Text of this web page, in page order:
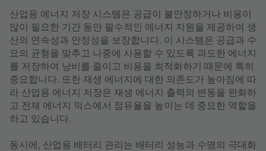
산업용 에너지 저장 시스템은 공급이 불안정하거나 비용이
많이 필요한 기간 동안 필수적인 에너지 지원을 제공하여 생
산의 연속성과 안정성을 보장합니다. 이 시스템은 공급과 수
요의 균형을 맞추고 나중에 사용할 수 있도록 과도한 에너지
를 저장하여 낭비를 줄이고 비용을 최적화하기 때문에 특히
중요합니다. 또한 재생 에너지에 대한 의존도가 높아짐에 따
라 산업용 에너지 저장은 재생 에너지 출력의 변동을 완화하
고 전체 에너지 믹스에서 점유율을 높이는 데 중요한 역할을
하고 있습니다.
동시에, 산업용 배터리 관리는 배터리 성능과 수명의 극대화